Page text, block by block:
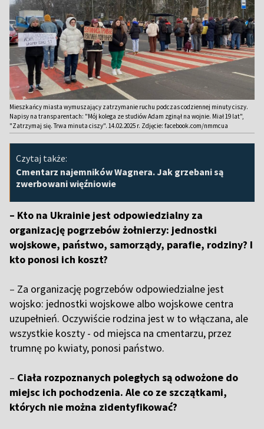
Mieszkańcy miasta wymuszający zatrzymanie ruchu podczas codziennej minuty ciszy.
Napisy na transparentach: "Mój kolega ze studiów Adam zginął na wojnie. Miał 19 lat",
"Zatrzymaj się. Trwa minuta ciszy". 14.02.2025 r. Zdjęcie: facebook.com/nmmcua
Czytaj także:
Cmentarz najemników Wagnera. Jak grzebani są
zwerbowani więźniowie
– Kto na Ukrainie jest odpowiedzialny za
organizację pogrzebów żołnierzy: jednostki
wojskowe, państwo, samorządy, parafie, rodziny? I
kto ponosi ich koszt?
– Za organizację pogrzebów odpowiedzialne jest
wojsko: jednostki wojskowe albo wojskowe centra
uzupełnień. Oczywiście rodzina jest w to włączana, ale
wszystkie koszty - od miejsca na cmentarzu, przez
trumnę po kwiaty, ponosi państwo.
– Ciała rozpoznanych poległych są odwożone do
miejsc ich pochodzenia. Ale co ze szczątkami,
których nie można zidentyfikować?